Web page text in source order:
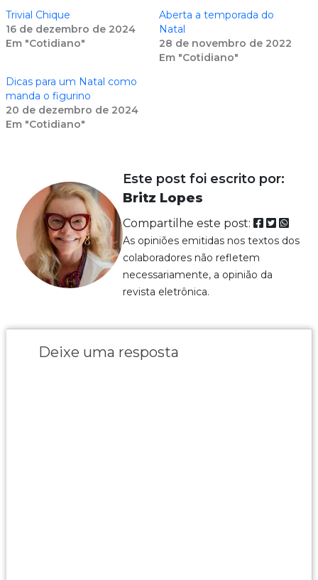
Trivial Chique
16 de dezembro de 2024
Em "Cotidiano"
Aberta a temporada do
Natal
28 de novembro de 2022
Em "Cotidiano"
Dicas para um Natal como
manda o figurino
20 de dezembro de 2024
Em "Cotidiano"
Este post foi escrito por:
Britz Lopes
Compartilhe este post:
As opiniões emitidas nos textos dos
colaboradores não refletem
necessariamente, a opinião da
revista eletrônica.
Deixe uma resposta